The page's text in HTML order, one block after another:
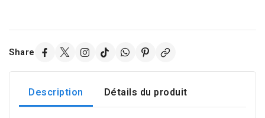
Share
Description Détails du produit